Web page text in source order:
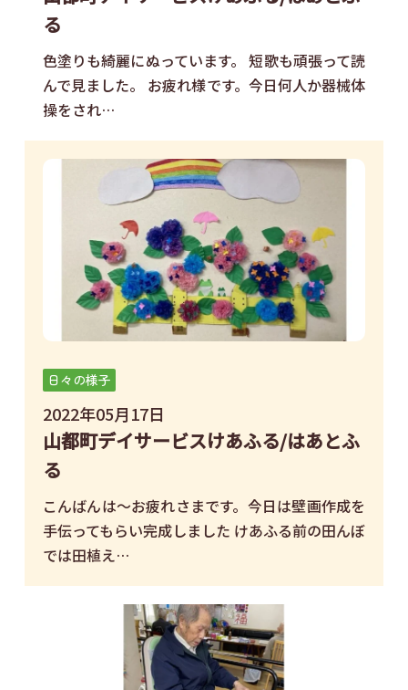
る
色塗りも綺麗にぬっています。 短歌も頑張って読
んで見ました。 お疲れ様です。今日何人か器械体
操をされ…
日々の様子
2022年05月17日
山都町デイサービスけあふる/はあとふ
る
こんばんは～お疲れさまです。今日は壁画作成を
手伝ってもらい完成しました けあふる前の田んぼ
では田植え…